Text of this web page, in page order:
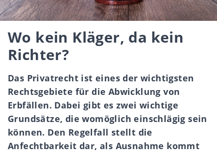
Wo kein Kläger, da kein
Richter?
Das Privatrecht ist eines der wichtigsten
Rechtsgebiete für die Abwicklung von
Erbfällen. Dabei gibt es zwei wichtige
Grundsätze, die womöglich einschlägig sein
können. Den Regelfall stellt die
Anfechtbarkeit dar, als Ausnahme kommt